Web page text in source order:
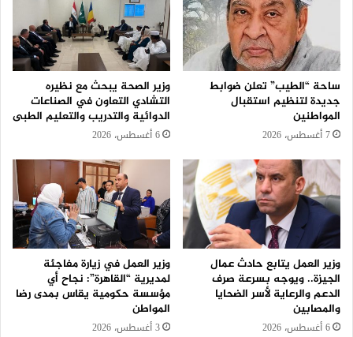
ساحة “الطيب” تعلن ضوابط
جديدة لتنظيم استقبال
المواطنين
7 أغسطس، 2026
وزير الصحة يبحث مع نظيره
التشادي التعاون في الصناعات
الدوائية والتدريب والتعليم الطبى
6 أغسطس، 2026
وزير العمل يتابع حادث عمال
الجيزة.. ويوجه بسرعة صرف
الدعم والرعاية لأسر الضحايا
والمصابين
6 أغسطس، 2026
وزير العمل في زيارة مفاجئة
لمديرية “القاهرة”: نجاح أي
مؤسسة حكومية يقاس بمدى رضا
المواطن
3 أغسطس، 2026